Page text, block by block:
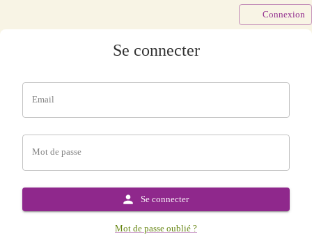
Connexion
Se connecter
Email
Mot de passe
Se connecter
Mot de passe oublié ?